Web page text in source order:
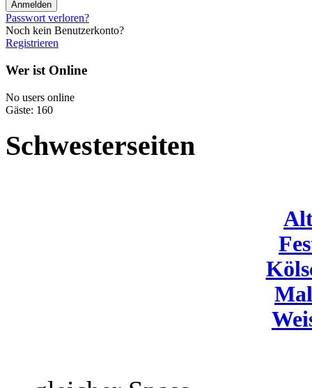
Passwort verloren?
Noch kein Benutzerkonto?
Registrieren
Wer ist Online
No users online
Gäste: 160
Schwesterseiten